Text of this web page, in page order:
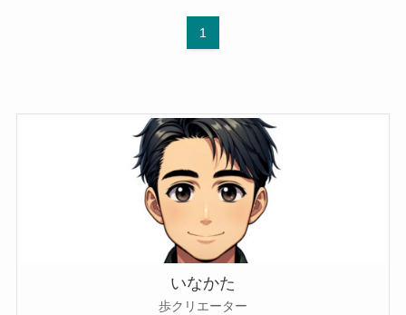
1
いなかた
歩クリエーター